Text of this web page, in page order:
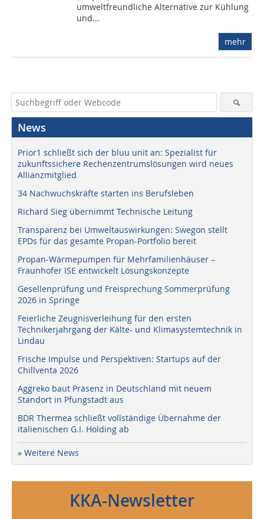
umweltfreundliche Alternative zur Kühlung
und...
mehr
News
Prior1 schließt sich der bluu unit an: Spezialist für
zukunftssichere Rechenzentrumslösungen wird neues
Allianzmitglied
34 Nachwuchskräfte starten ins Berufsleben
Richard Sieg übernimmt Technische Leitung
Transparenz bei Umweltauswirkungen: Swegon stellt
EPDs für das gesamte Propan-Portfolio bereit
Propan-Wärmepumpen für Mehrfamilienhäuser –
Fraunhofer ISE entwickelt Lösungskonzepte
Gesellenprüfung und Freisprechung Sommerprüfung
2026 in Springe
Feierliche Zeugnisverleihung für den ersten
Technikerjahrgang der Kälte- und Klimasystemtechnik in
Lindau
Frische Impulse und Perspektiven: Startups auf der
Chillventa 2026
Aggreko baut Präsenz in Deutschland mit neuem
Standort in Pfungstadt aus
BDR Thermea schließt vollständige Übernahme der
italienischen G.I. Holding ab
» Weitere News
KKA-Newsletter